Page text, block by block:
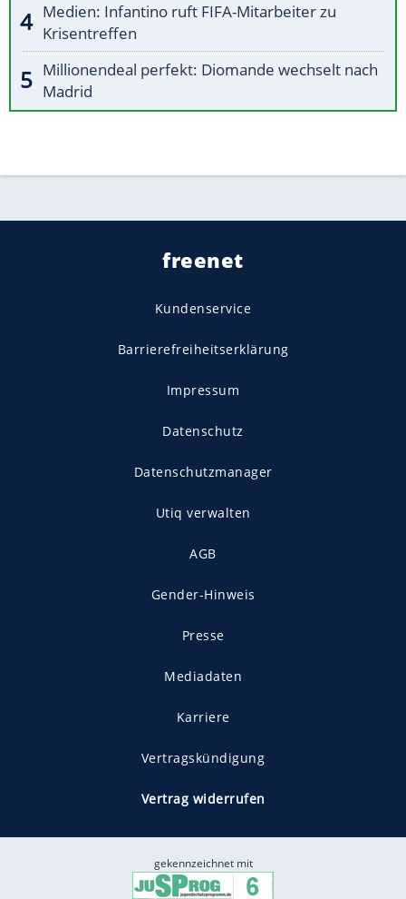
Medien: Infantino ruft FIFA-Mitarbeiter zu
Krisentreffen
Millionendeal perfekt: Diomande wechselt nach
Madrid
freenet
Kundenservice
Barrierefreiheitserklärung
Impressum
Datenschutz
Datenschutzmanager
Utiq verwalten
AGB
Gender-Hinweis
Presse
Mediadaten
Karriere
Vertragskündigung
Vertrag widerrufen
gekennzeichnet mit